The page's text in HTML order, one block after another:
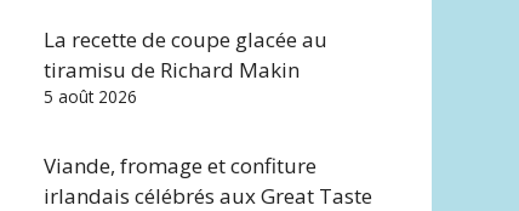
La recette de coupe glacée au
tiramisu de Richard Makin
5 août 2026
Viande, fromage et confiture
irlandais célébrés aux Great Taste